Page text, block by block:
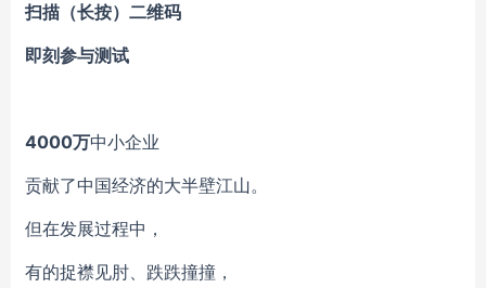
扫描（长按）二维码
即刻参与测试
4000万中小企业
贡献了中国经济的大半壁江山。
但在发展过程中，
有的捉襟见肘、跌跌撞撞，